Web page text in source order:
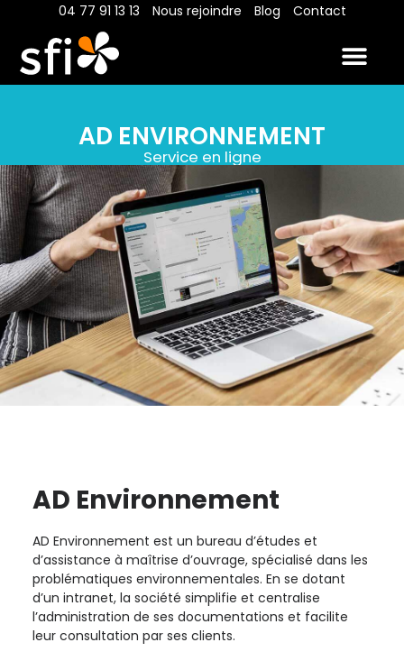
04 77 91 13 13 Nous rejoindre Blog Contact
AD ENVIRONNEMENT
Service en ligne
AD Environnement
AD Environnement est un bureau d’études et
d’assistance à maîtrise d’ouvrage, spécialisé dans les
problématiques environnementales. En se dotant
d’un intranet, la société simplifie et centralise
l’administration de ses documentations et facilite
leur consultation par ses clients.